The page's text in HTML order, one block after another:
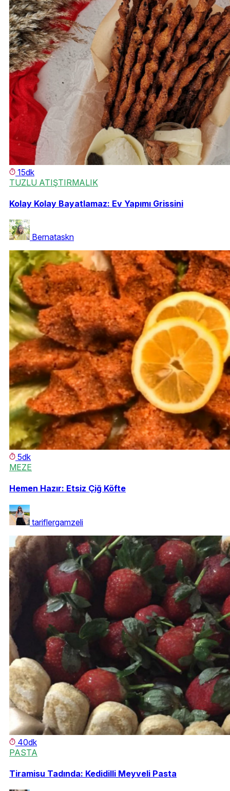
15dk
TUZLU ATIŞTIRMALIK
Kolay Kolay Bayatlamaz: Ev Yapımı Grissini
Bernataskn
5dk
MEZE
Hemen Hazır: Etsiz Çiğ Köfte
tariflergamzeli
40dk
PASTA
Tiramisu Tadında: Kedidilli Meyveli Pasta